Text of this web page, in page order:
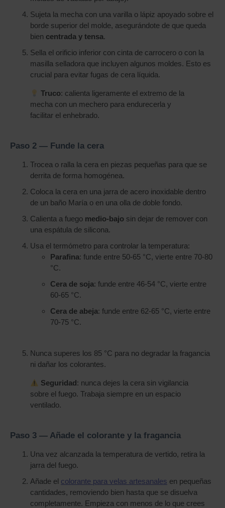
Sujeta la mecha con una varilla o lápiz apoyado sobre el
borde superior del molde, asegurándote de que queda
bien centrada y tensa.
Sella el orificio inferior con cinta de carrocero o con la
masilla selladora que incluyen algunos moldes. Esto es
crucial para evitar fugas de cera líquida.
Truco: calienta ligeramente el extremo de la
mecha con un mechero para endurecerla y
facilitar el enhebrado.
Paso 2 — Funde la cera
Trocea o ralla la cera en piezas pequeñas para que se
derrita de forma homogénea.
Coloca la cera en una jarra de acero inoxidable dentro
de un baño María o en una olla de doble fondo.
Calienta a fuego medio-bajo sin dejar de remover con
una espátula de silicona.
Usa el termómetro para controlar la temperatura:
Parafina: funde entre 50-65 °C, vierte entre 70-80
°C.
Cera de soja: funde entre 46-54 °C, vierte entre
60-65 °C.
Cera de abeja: funde entre 62-65 °C, vierte entre
70-75 °C.
Nunca superes los 85 °C para no degradar la fragancia
ni dañar los colorantes.
Seguridad: nunca dejes la cera sin vigilancia
sobre el fuego. Trabaja siempre en un espacio
ventilado.
Paso 3 — Añade el colorante y la fragancia
Una vez alcanzada la temperatura de vertido, retira la
jarra del fuego.
Añade el colorante para velas artesanales en pequeñas
cantidades, removiendo bien hasta que se disuelva
completamente. Empieza con menos de lo que crees